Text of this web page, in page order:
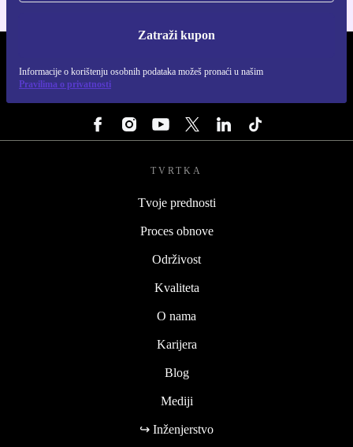
Zatraži kupon
Informacije o korištenju osobnih podataka možeš pronaći u našim
Pravilima o privatnosti
TVRTKA
Tvoje prednosti
Proces obnove
Održivost
Kvaliteta
O nama
Karijera
Blog
Mediji
↪ Inženjerstvo